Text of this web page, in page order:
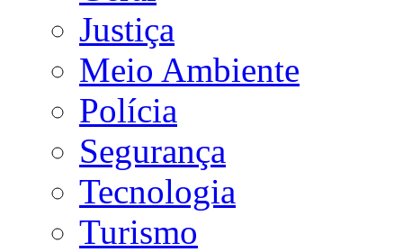
Justiça
Meio Ambiente
Polícia
Segurança
Tecnologia
Turismo